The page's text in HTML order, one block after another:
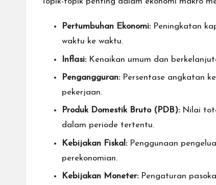
Pertumbuhan Ekonomi:Peningkatan
waktu ke waktu.
Inflasi:Kenaikan umum dan
Pengangguran:Persentase angkatan
pekerjaan.
Produk Domestik Bruto (PDB):Nilai
dalam periode tertentu.
Kebijakan Fiskal:Penggunaan
perekonomian.
Kebijakan Moneter:Pengaturan